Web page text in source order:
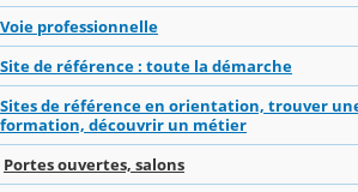
Voie professionnelle
Site de référence : toute la démarche
Sites de référence en orientation, trouver
formation, découvrir un métier
Portes ouvertes, salons